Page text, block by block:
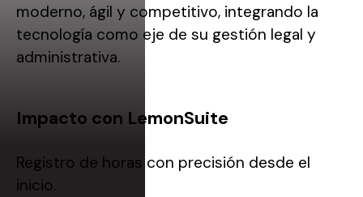
moderno, ágil y competitivo, integrando la
tecnología como eje de su gestión legal y
administrativa.
Impacto con LemonSuite
Registro de horas con precisión desde el
inicio.